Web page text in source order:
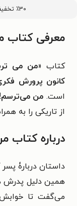
٪۳۰ تخفیف اولین خرید کتاب با کد
معرفی کتاب
کتاب «من می
کانون پرورش
است. من
از تاریکی را به
درباره کتاب
داستان دربارۀ
همین دلیل پدرش
می‌گفت تا